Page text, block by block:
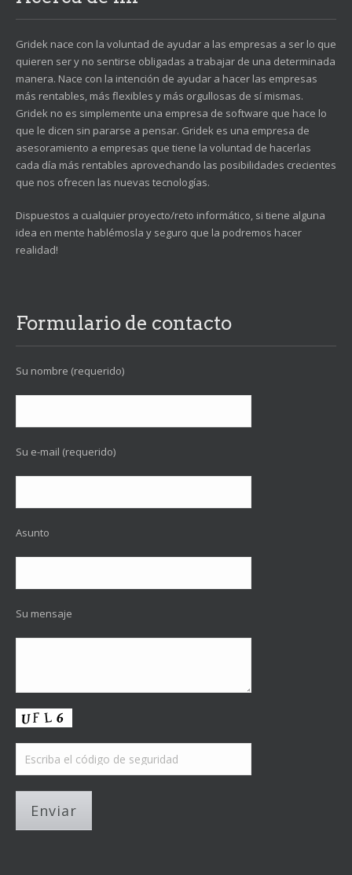
Gridek nace con la voluntad de ayudar a las empresas a ser lo que
quieren ser y no sentirse obligadas a trabajar de una determinada
manera. Nace con la intención de ayudar a hacer las empresas
más rentables, más flexibles y más orgullosas de sí mismas.
Gridek no es simplemente una empresa de software que hace lo
que le dicen sin pararse a pensar. Gridek es una empresa de
asesoramiento a empresas que tiene la voluntad de hacerlas
cada día más rentables aprovechando las posibilidades crecientes
que nos ofrecen las nuevas tecnologías.
Dispuestos a cualquier proyecto/reto informático, si tiene alguna
idea en mente hablémosla y seguro que la podremos hacer
realidad!
Formulario de contacto
Su nombre (requerido)
Su e-mail (requerido)
Asunto
Su mensaje